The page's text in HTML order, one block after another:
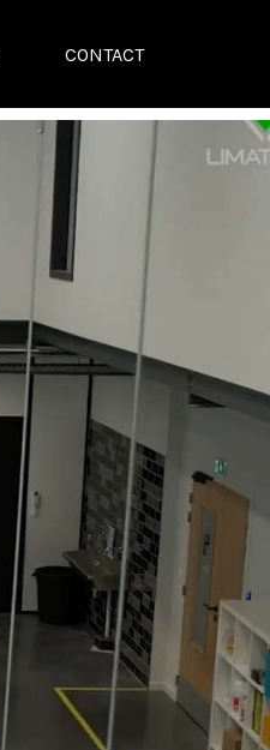
CONTACT